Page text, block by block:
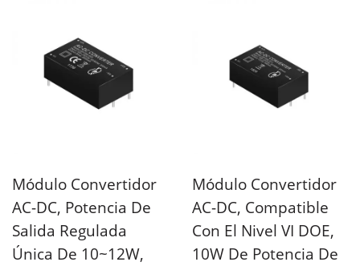
Módulo Convertidor
AC-DC, Potencia De
Salida Regulada
Única De 10~12W,
Módulo Convertidor
AC-DC, Compatible
Con El Nivel VI DOE,
10W De Potencia De